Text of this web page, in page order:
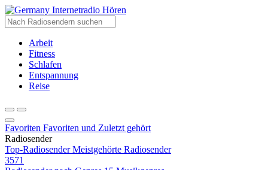
Internetradio Hören
Arbeit
Fitness
Schlafen
Entspannung
Reise
Favoriten Favoriten und Zuletzt gehört
Radiosender
Top-Radiosender Meistgehörte Radiosender
3571